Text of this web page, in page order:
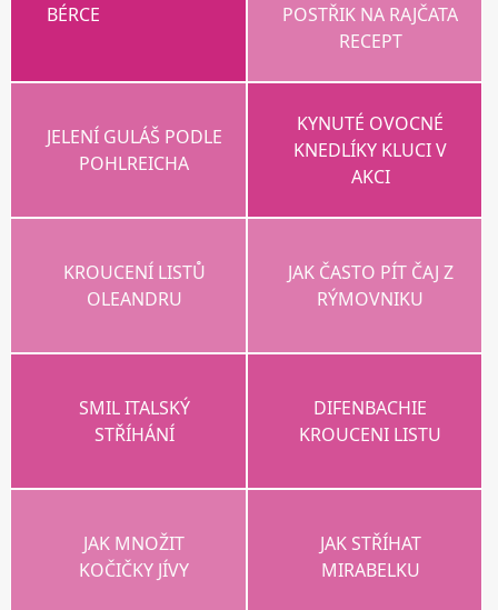
BÉRCE
POSTŘIK NA RAJČATA
RECEPT
JELENÍ GULÁŠ PODLE
POHLREICHA
KYNUTÉ OVOCNÉ
KNEDLÍKY KLUCI V
AKCI
KROUCENÍ LISTŮ
OLEANDRU
JAK ČASTO PÍT ČAJ Z
RÝMOVNIKU
SMIL ITALSKÝ
STŘÍHÁNÍ
DIFENBACHIE
KROUCENI LISTU
JAK MNOŽIT
KOČIČKY JÍVY
JAK STŘÍHAT
MIRABELKU